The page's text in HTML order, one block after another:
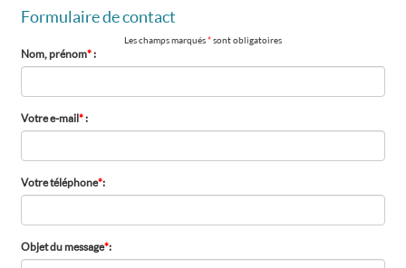
Formulaire de contact
Les champs marqués*sont obligatoires
Nom, prénom*:
Votre e-mail*:
Votre téléphone*:
Objet du message*: